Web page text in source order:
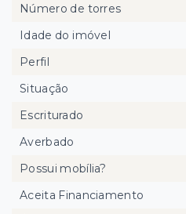
Número de torres
Idade do imóvel
Perfil
Situação
Escriturado
Averbado
Possui mobília?
Aceita Financiamento